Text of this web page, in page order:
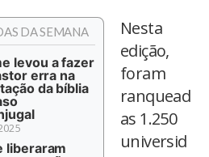
DA SEMANA
levou a fazer
erra na
da bíblia
liberaram
Nesta
edição,
foram
ranquead
as 1.250
universid